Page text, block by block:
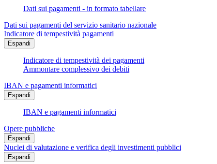
Dati sui pagamenti - in formato tabellare
Dati sui pagamenti del servizio sanitario nazionale
Indicatore di tempestività pagamenti
Espandi
Indicatore di tempestività dei pagamenti
Ammontare complessivo dei debiti
IBAN e pagamenti informatici
Espandi
IBAN e pagamenti informatici
Opere pubbliche
Espandi
Nuclei di valutazione e verifica degli investimenti pubblici
Espandi